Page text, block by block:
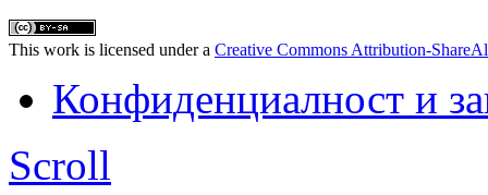
This work is licensed under a Creative Commons Attribution-
Конфиденциалност и
Scroll